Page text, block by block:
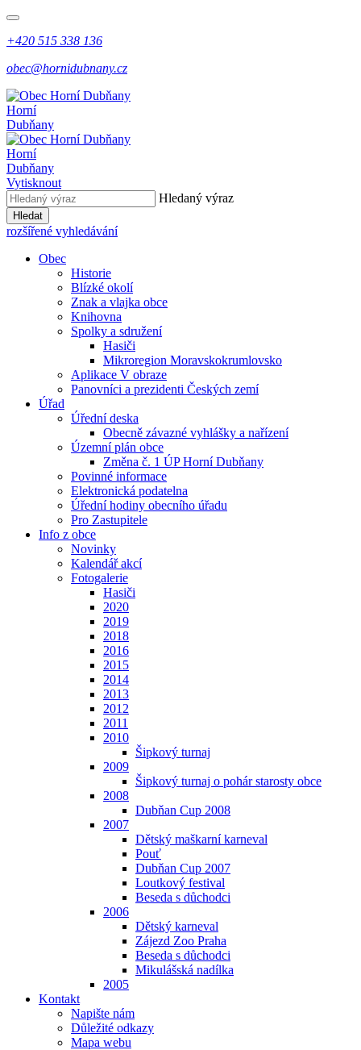
+420 515 338 136
obec@hornidubnany.cz
Horní
Dubňany
Horní
Dubňany
Vytisknout
Hledaný výraz
Hledat
rozšířené vyhledávání
Obec
Historie
Blízké okolí
Znak a vlajka obce
Knihovna
Spolky a sdružení
Hasiči
Mikroregion Moravskokrumlovsko
Aplikace V obraze
Panovníci a prezidenti Českých zemí
Úřad
Úřední deska
Obecně závazné vyhlášky a nařízení
Územní plán obce
Změna č. 1 ÚP Horní Dubňany
Povinné informace
Elektronická podatelna
Úřední hodiny obecního úřadu
Pro Zastupitele
Info z obce
Novinky
Kalendář akcí
Fotogalerie
Hasiči
2020
2019
2018
2016
2015
2014
2013
2012
2011
2010
Šipkový turnaj
2009
Šipkový turnaj o pohár starosty obce
2008
Dubňan Cup 2008
2007
Dětský maškarní karneval
Pouť
Dubňan Cup 2007
Loutkový festival
Beseda s důchodci
2006
Dětský karneval
Zájezd Zoo Praha
Beseda s důchodci
Mikulášská nadílka
2005
Kontakt
Napište nám
Důležité odkazy
Mapa webu